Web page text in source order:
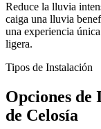
Reduce la lluvia
caiga una lluvia
una experiencia
ligera.
Tipos de Instalación
Opciones de
de Celosía